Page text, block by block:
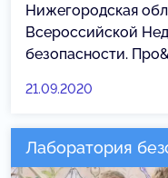
Нижегородская
Всероссийской
безопасности.
21.09.2020
Лаборатория